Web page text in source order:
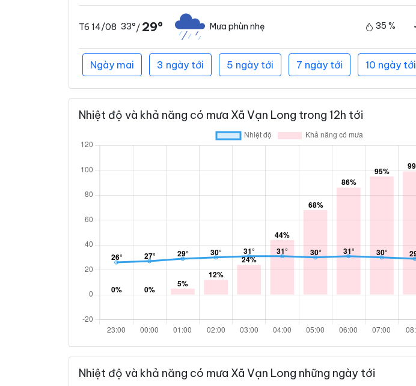
T6 14/08 33°/ 29° Mưa phùn nhẹ 35 %
Ngày mai 3 ngày tới 5 ngày tới 7 ngày tới 10 ngày tới
Nhiệt độ và khả năng có mưa Xã Vạn Long trong 12h tới
Nhiệt độ và khả năng có mưa Xã Vạn Long những ngày tới